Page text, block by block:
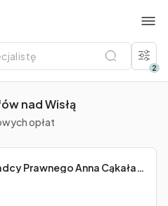
2
nad Wisłą
opłat